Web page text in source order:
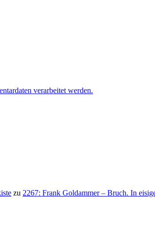
verarbeitet werden.
zu 2267: Frank Goldammer – Bruch. In